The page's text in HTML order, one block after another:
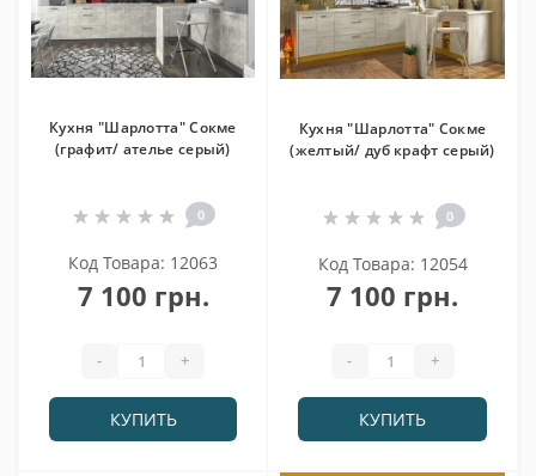
Кухня "Шарлотта" Сокме
(графит/ ателье серый)
0
Код Товара: 12063
7 100 грн.
- +
КУПИТЬ
Кухня "Шарлотта" Сокме
(желтый/ дуб крафт серый)
0
Код Товара: 12054
7 100 грн.
- +
КУПИТЬ